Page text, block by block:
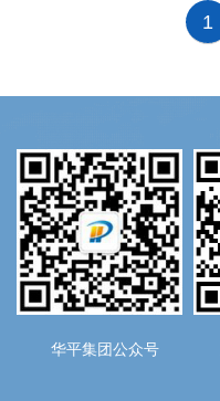
1
华平集团公众号